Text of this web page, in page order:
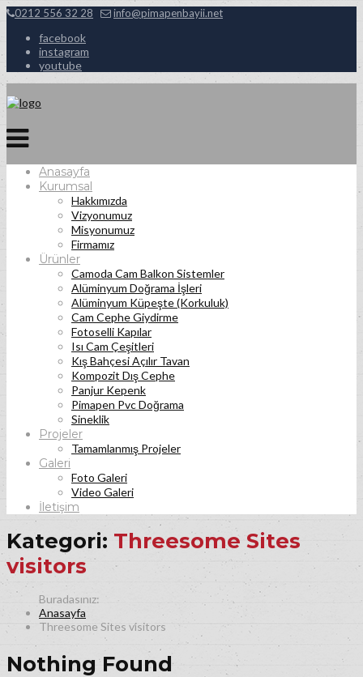
0212 556 32 28 info@pimapenbayii.net
facebook
instagram
youtube
Anasayfa
Kurumsal
Hakkımızda
Vizyonumuz
Misyonumuz
Firmamız
Ürünler
Camoda Cam Balkon Sistemler
Alüminyum Doğrama İşleri
Alüminyum Küpeşte (Korkuluk)
Cam Cephe Giydirme
Fotoselli Kapılar
Isı Cam Çeşitleri
Kış Bahçesi Açılır Tavan
Kompozit Dış Cephe
Panjur Kepenk
Pimapen Pvc Doğrama
Sineklik
Projeler
Tamamlanmış Projeler
Galeri
Foto Galeri
Video Galeri
İletişim
Kategori: Threesome Sites
visitors
Anasayfa
Threesome Sites visitors
Nothing Found